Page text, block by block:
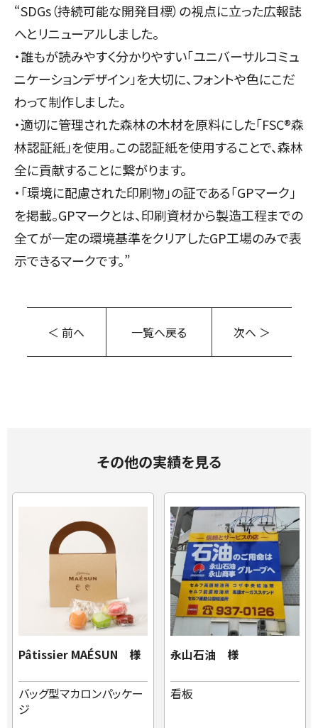
“SDGs（持続可能な開発目標）の視点に立った広報誌
へとリニューアルしました。
・誰もが読みやすく分かりやすい「ユニバーサルコミュ
ニケーションデザイン」を大切に、フォントや色にこだ
わって制作しました。
・適切に管理された森林の木材を原料にした「FSC®︎森
林認証紙」を使用。この認証紙を使用することで、森林
全に貢献することに繋がります。
・「環境に配慮された印刷物」の証である「GPマーク」
を掲載。GPマークとは、印刷資材から製造工程までの
全てが一定の環境基準をクリアしたGP工場のみで表
示できるマークです。”
＜ 前へ 一覧へ戻る 次へ ＞
その他の実績を見る
Pâtissier MAÉSUN 様
バッグ型マカロンパッケー
ジ
永山石油 様
看板